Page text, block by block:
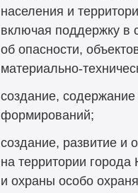
населения и
включая поддержку в
об опасности,
материально-
создание,
формирований;
создание, развитие и
на территории
и охраны особо